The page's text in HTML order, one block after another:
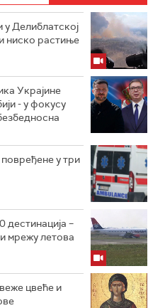
у Делиблатској
ниско растиње
Украјине
- у фокусу
у три
–
мрежу летова
цвеће и